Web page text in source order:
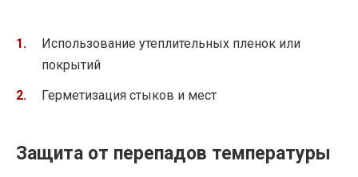
Использование утеплительных пленок или
покрытий
Герметизация стыков и мест
Защита от перепадов температуры